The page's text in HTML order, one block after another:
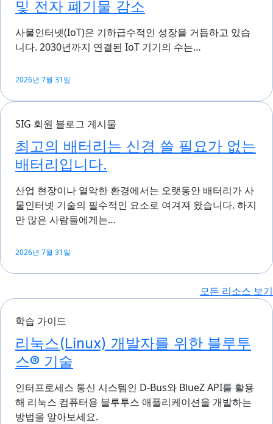
및 전자 폐기물 감소
사물인터넷(IoT)은 기하급수적인 성장을 거듭하고 있습
니다. 2030년까지 연결된 IoT 기기의 수는…
2026년 7월 31일
SIG 회원 블로그 게시물
최고의 배터리는 신경 쓸 필요가 없는
배터리입니다.
산업 현장이나 열악한 환경에서는 오랫동안 배터리가 사
물인터넷 기술의 필수적인 요소로 여겨져 왔습니다. 하지
만 많은 사람들에게는…
2026년 7월 31일
모든 리소스 보기
학습 가이드
리눅스(Linux) 개발자를 위한 블루투
스® 기술
인터프로세스 통신 시스템인 D-Bus와 BlueZ API를 활용
해 리눅스 컴퓨터용 블루투스 애플리케이션을 개발하는
방법을 알아보세요.